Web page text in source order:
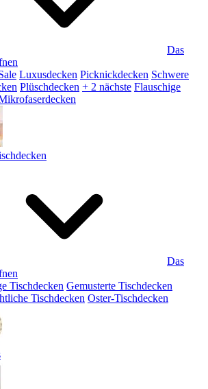
Das
Luxusdecken Picknickdecken Schwere
Plüschdecken + 2 nächste Flauschige
Das
Tischdecken Gemusterte Tischdecken
Tischdecken Oster-Tischdecken